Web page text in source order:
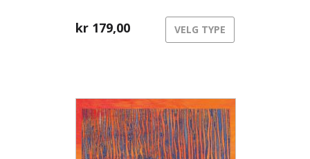
inn i sitt unike musikalske univers og
presenterer oss for sitt mangeårige
kr 179,00 VELG TYPE